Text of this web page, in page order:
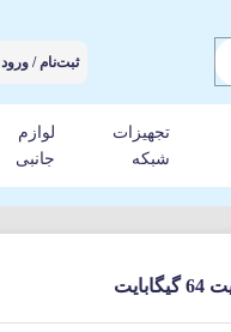
ثبت‌نام / ورود
تجهیزات
شبکه
لوازم
جانبی